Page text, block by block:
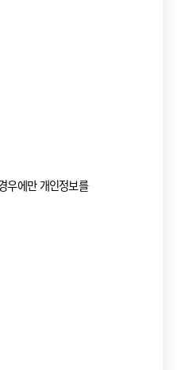
우에만 개인정보를